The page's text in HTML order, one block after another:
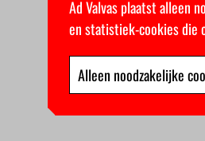
Ad Valvas plaatst alleen
en statistiek-cookies die
Alleen noodzakelijke